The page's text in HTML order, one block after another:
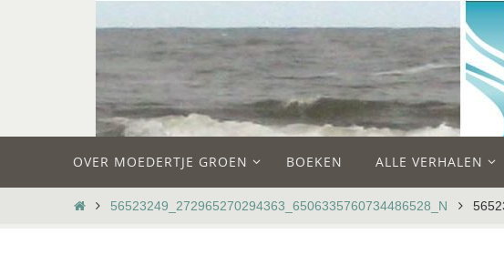
de
OVER MOEDERTJE GROEN BOEKEN ALLE VERHALEN
HOME56523249_272965270294363_6506335760734486528_N